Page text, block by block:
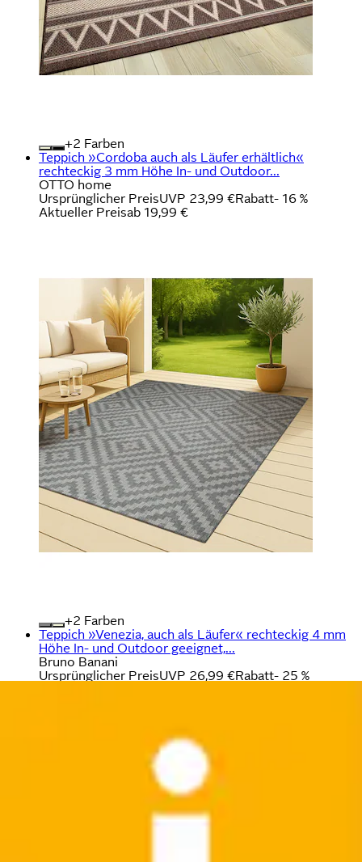
+
Farben
Teppich »Cordoba auch als Läufer erhältlich«
rechteckig 3 mm Höhe In- und Outdoor...
OTTO home
Ursprünglicher PreisUVP 23,99 €Rabatt- 16 %
Aktueller Preisab 19,99 €
+
Farben
Teppich »Venezia, auch als Läufer« rechteckig 4 mm
Höhe In- und Outdoor geeignet,...
Bruno Banani
Ursprünglicher PreisUVP 26,99 €Rabatt- 25 %